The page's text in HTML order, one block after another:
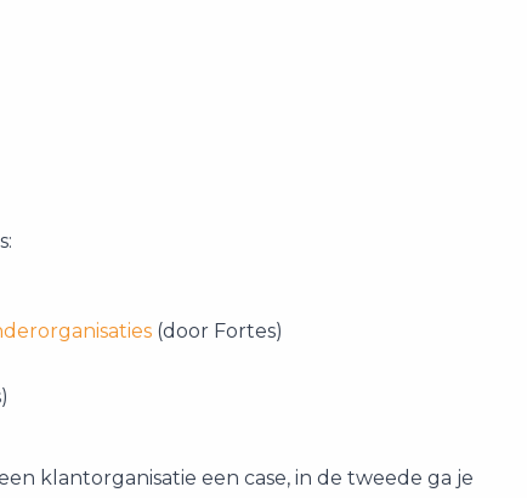
(door Fortes)
klantorganisatie een case, in de tweede ga je